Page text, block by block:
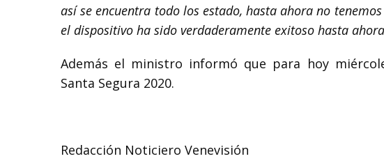
así se encuentra todo los estado, hasta ahora no
el dispositivo ha sido verdaderamente exitoso hasta ahora
Además el ministro informó que para hoy
Santa Segura 2020.
Redacción Noticiero Venevisión